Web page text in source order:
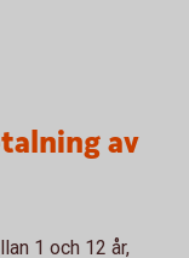
av
1 och 12 år,